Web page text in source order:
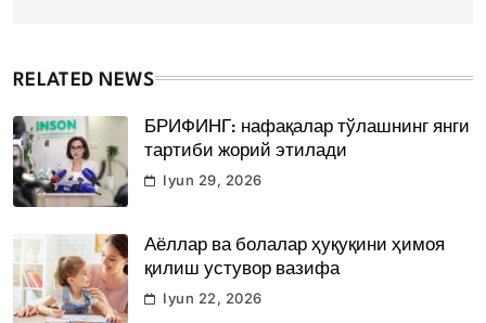
RELATED NEWS
БРИФИНГ: нафақалар тўлашнинг янги
тартиби жорий этилади
Iyun 29, 2026
Аёллар ва болалар ҳуқуқини ҳимоя
қилиш устувор вазифа
Iyun 22, 2026